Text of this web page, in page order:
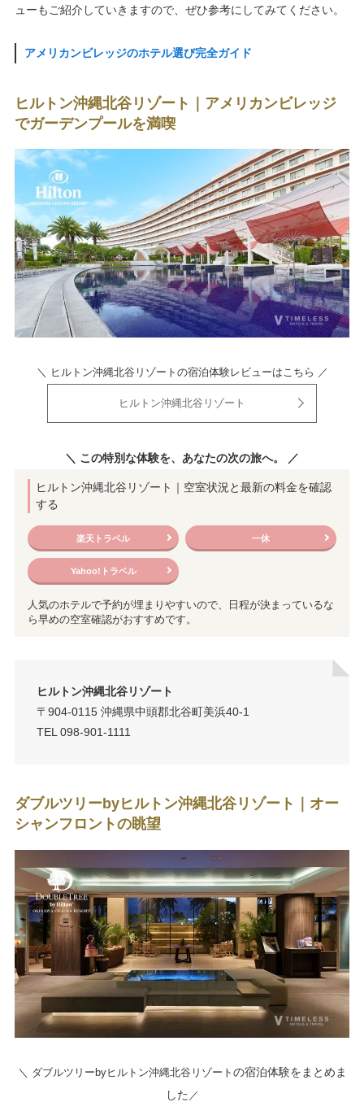
ューもご紹介していきますので、ぜひ参考にしてみてください。
アメリカンビレッジのホテル選び完全ガイド
ヒルトン沖縄北谷リゾート｜アメリカンビレッジ
でガーデンプールを満喫
＼ ヒルトン沖縄北谷リゾートの宿泊体験レビューはこちら ／
ヒルトン沖縄北谷リゾート
＼ この特別な体験を、あなたの次の旅へ。 ／
ヒルトン沖縄北谷リゾート｜空室状況と最新の料金を確認
する
楽天トラベル 一休
Yahoo!トラベル
人気のホテルで予約が埋まりやすいので、日程が決まっているな
ら早めの空室確認がおすすめです。
ヒルトン沖縄北谷リゾート
〒904-0115 沖縄県中頭郡北谷町美浜40-1
TEL 098-901-1111
ダブルツリーbyヒルトン沖縄北谷リゾート｜オー
シャンフロントの眺望
＼ ダブルツリーbyヒルトン沖縄北谷リゾート の宿泊体験をまとめま
した ／